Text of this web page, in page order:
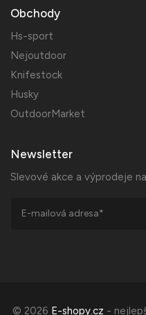
Obchody
Hs-sport
Nejoutdoor
Knifestock
Husky
OutdoorMarket
Newsletter
Slevové akce a výprodeje
© 2026 E-shopy.cz -